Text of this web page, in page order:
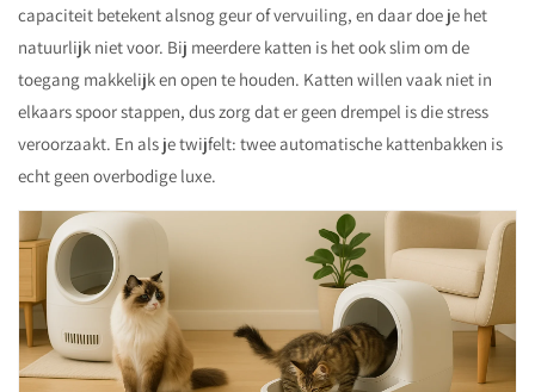
capaciteit betekent alsnog geur of vervuiling, en daar doe je het
natuurlijk niet voor. Bij meerdere katten is het ook slim om de
toegang makkelijk en open te houden. Katten willen vaak niet in
elkaars spoor stappen, dus zorg dat er geen drempel is die stress
veroorzaakt. En als je twijfelt: twee automatische kattenbakken is
echt geen overbodige luxe.